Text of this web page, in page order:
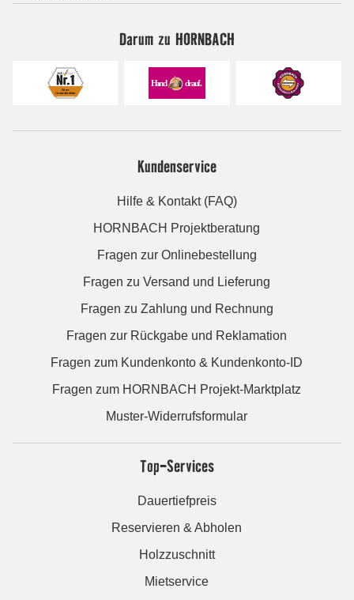
Darum zu HORNBACH
Kundenservice
Hilfe & Kontakt (FAQ)
HORNBACH Projektberatung
Fragen zur Onlinebestellung
Fragen zu Versand und Lieferung
Fragen zu Zahlung und Rechnung
Fragen zur Rückgabe und Reklamation
Fragen zum Kundenkonto & Kundenkonto-ID
Fragen zum HORNBACH Projekt-Marktplatz
Muster-Widerrufsformular
Top-Services
Dauertiefpreis
Reservieren & Abholen
Holzzuschnitt
Mietservice